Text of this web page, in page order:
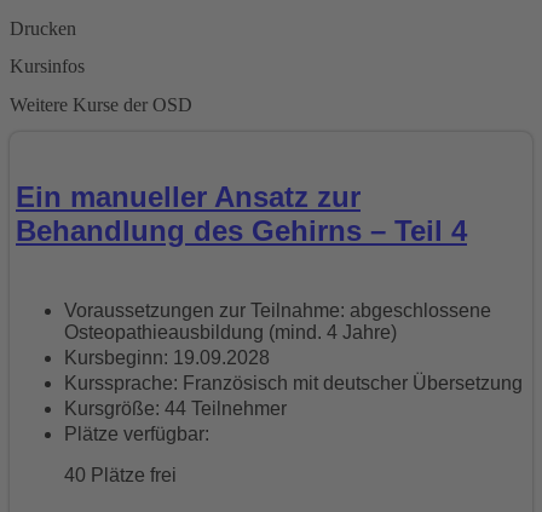
Drucken
Kursinfos
Weitere Kurse der OSD
Ein manueller Ansatz zur
Behandlung des Gehirns – Teil 4
Voraussetzungen zur Teilnahme: abgeschlossene
Osteopathieausbildung (mind. 4 Jahre)
Kursbeginn: 19.09.2028
Kurssprache: Französisch mit deutscher Übersetzung
Kursgröße: 44 Teilnehmer
Plätze verfügbar:
40 Plätze frei